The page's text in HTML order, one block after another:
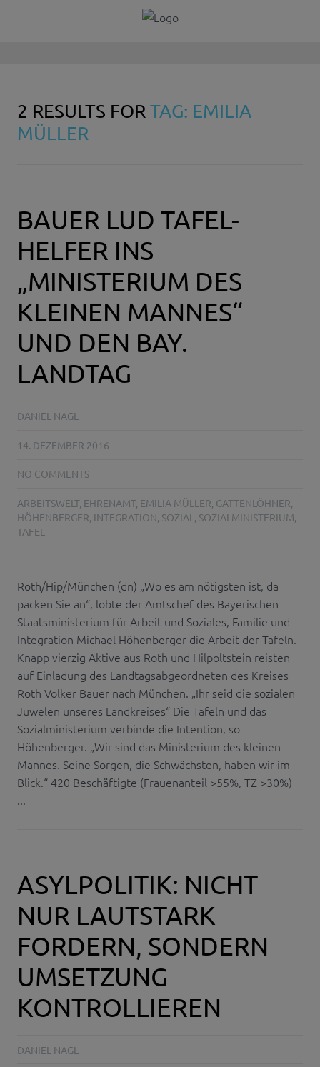
2 RESULTS FORTAG: EMILIA
MÜLLER
BAUER LUD TAFEL-
HELFER INS
„MINISTERIUM DES
KLEINEN MANNES“
UND DEN BAY.
LANDTAG
DANIEL NAGL
14. DEZEMBER 2016
NO COMMENTS
ARBEITSWELT, EHRENAMT, EMILIA MÜLLER, GATTENLÖHNER,
HÖHENBERGER, INTEGRATION, SOZIAL , SOZIALMINISTERIUM,
TAFEL
Roth/Hip/München (dn) „Wo es am nötigsten ist, da
packen Sie an“, lobte der Amtschef des Bayerischen
Staatsministerium für Arbeit und Soziales, Familie und
Integration Michael Höhenberger die Arbeit der Tafeln.
Knapp vierzig Aktive aus Roth und Hilpoltstein reisten
auf Einladung des Landtagsabgeordneten des Kreises
Roth Volker Bauer nach München. „Ihr seid die sozialen
Juwelen unseres Landkreises“ Die Tafeln und das
Sozialministerium verbinde die Intention, so
Höhenberger. „Wir sind das Ministerium des kleinen
Mannes. Seine Sorgen, die Schwächsten, haben wir im
Blick.“ 420 Beschäftigte (Frauenanteil >55%, TZ >30%)
...
ASYLPOLITIK: NICHT
NUR LAUTSTARK
FORDERN, SONDERN
UMSETZUNG
KONTROLLIEREN
DANIEL NAGL